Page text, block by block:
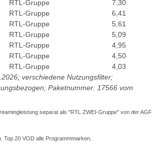
RTL-Gruppe
7,30
RTL-Gruppe
6,41
RTL-Gruppe
5,61
RTL-Gruppe
5,09
RTL-Gruppe
4,95
RTL-Gruppe
4,50
RTL-Gruppe
4,03
verschiedene Nutzungsfilter;
Paketnummer: 17566 vom
separat als "RTL ZWEI-Gruppe" von der AGF
Top 20 VOD alle Programmmarken.